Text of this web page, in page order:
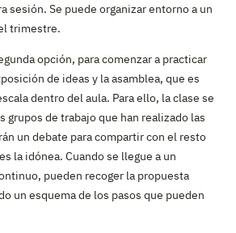
sesión. Se puede organizar entorno a un
trimestre.
opción, para comenzar a practicar
de ideas y la asamblea, que es
dentro del aula. Para ello, la clase se
grupos de trabajo que han realizado las
un debate para compartir con el resto
la idónea. Cuando se llegue a un
pueden recoger la propuesta
un esquema de los pasos que pueden